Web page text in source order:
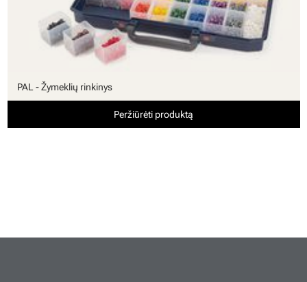
PAL - Žymeklių rinkinys
Peržiūrėti produktą